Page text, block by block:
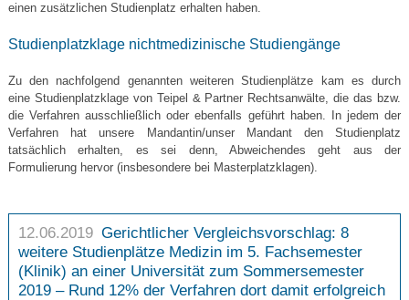
einen zusätzlichen Studienplatz erhalten haben.
Studienplatzklage nichtmedizinische Studiengänge
Zu den nachfolgend genannten weiteren Studienplätze kam es durch
eine Studienplatzklage von Teipel & Partner Rechtsanwälte, die das bzw.
die Verfahren ausschließlich oder ebenfalls geführt haben. In jedem der
Verfahren hat unsere Mandantin/unser Mandant den Studienplatz
tatsächlich erhalten, es sei denn, Abweichendes geht aus der
Formulierung hervor (insbesondere bei Masterplatzklagen).
12.06.2019 Gerichtlicher Vergleichsvorschlag: 8
weitere Studienplätze Medizin im 5. Fachsemester
(Klinik) an einer Universität zum Sommersemester
2019 – Rund 12% der Verfahren dort damit erfolgreich